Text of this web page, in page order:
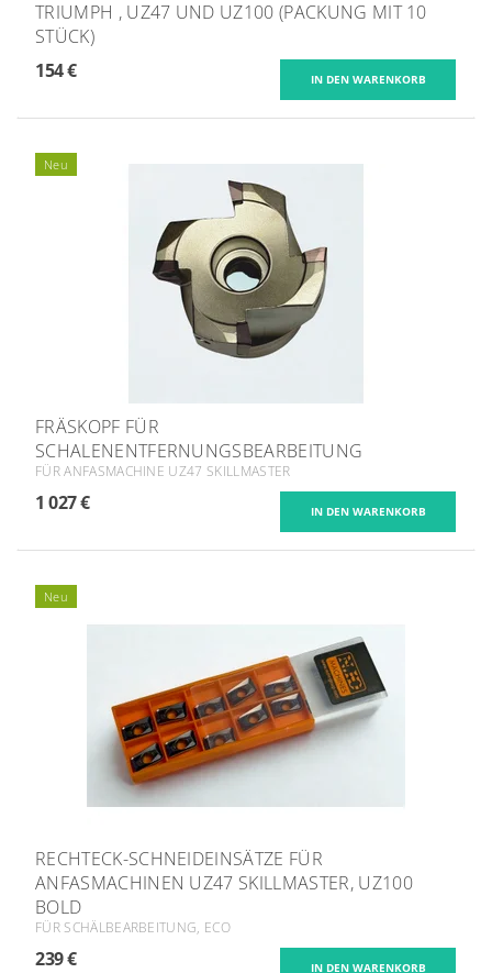
TRIUMPH , UZ47 UND UZ100 (PACKUNG MIT 10
STÜCK)
154 €
Neu
FRÄSKOPF FÜR
SCHALENENTFERNUNGSBEARBEITUNG
FÜR ANFASMACHINE UZ47 SKILLMASTER
1 027 €
Neu
RECHTECK-SCHNEIDEINSÄTZE FÜR
ANFASMACHINEN UZ47 SKILLMASTER, UZ100
BOLD
FÜR SCHÄLBEARBEITUNG, ECO
239 €